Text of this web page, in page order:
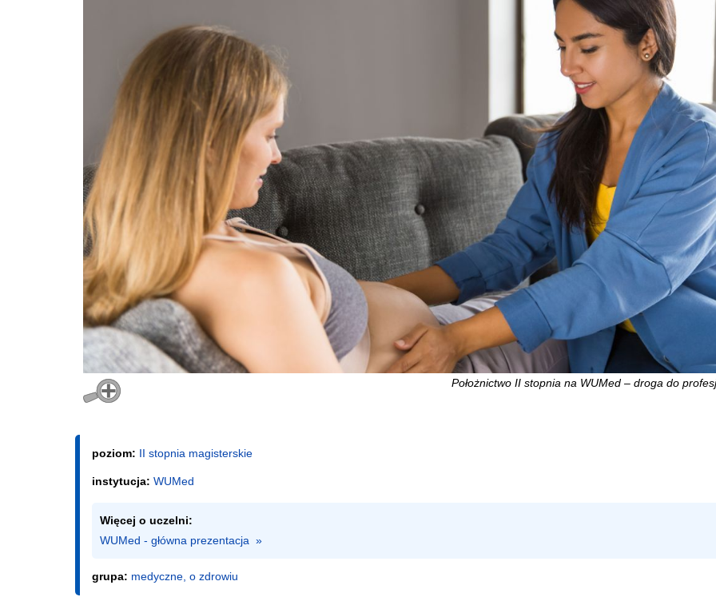
Położnictwo II stopnia na WUMed – droga do
poziom: II stopnia magisterskie
instytucja: WUMed
Więcej o uczelni:
WUMed - główna prezentacja  »
grupa: medyczne, o zdrowiu